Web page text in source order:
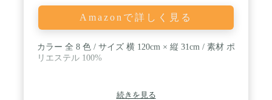
Amazonで詳しく見る
カラー 全 8 色 / サイズ 横 120cm × 縦 31cm / 素材 ポ
リエステル 100%
続きを見る